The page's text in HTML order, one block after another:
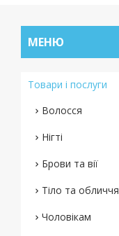
Товари і послуги
Волосся
Нігті
Брови та вії
Тіло та обличчя
Чоловікам